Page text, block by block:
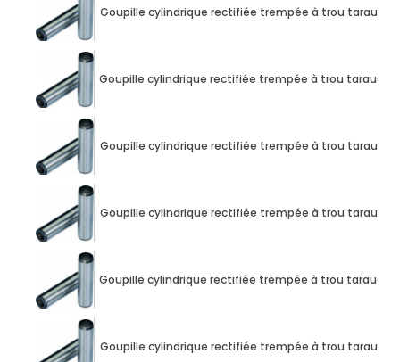
Goupille cylindrique rectifiée trempée à trou taraudé
Goupille cylindrique rectifiée trempée à trou taraudé
Goupille cylindrique rectifiée trempée à trou taraudé
Goupille cylindrique rectifiée trempée à trou taraudé
Goupille cylindrique rectifiée trempée à trou taraudé
Goupille cylindrique rectifiée trempée à trou taraudé